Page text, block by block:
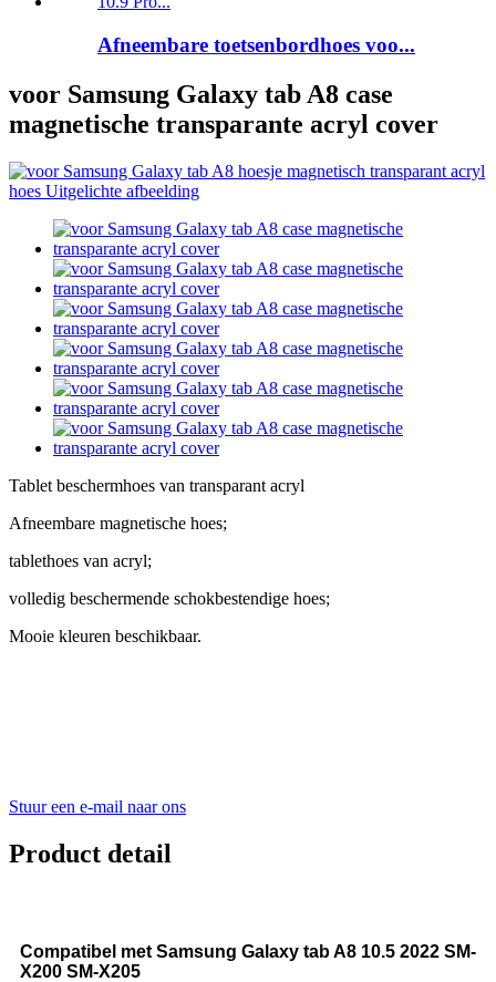
Afneembare toetsenbordhoes voo...
voor Samsung Galaxy tab A8 case
magnetische transparante acryl cover
Tablet beschermhoes van transparant acryl
Afneembare magnetische hoes;
tablethoes van acryl;
volledig beschermende schokbestendige hoes;
Mooie kleuren beschikbaar.
Stuur een e-mail naar ons
Product detail
Compatibel met Samsung Galaxy tab A8 10.5 2022 SM-
X200 SM-X205